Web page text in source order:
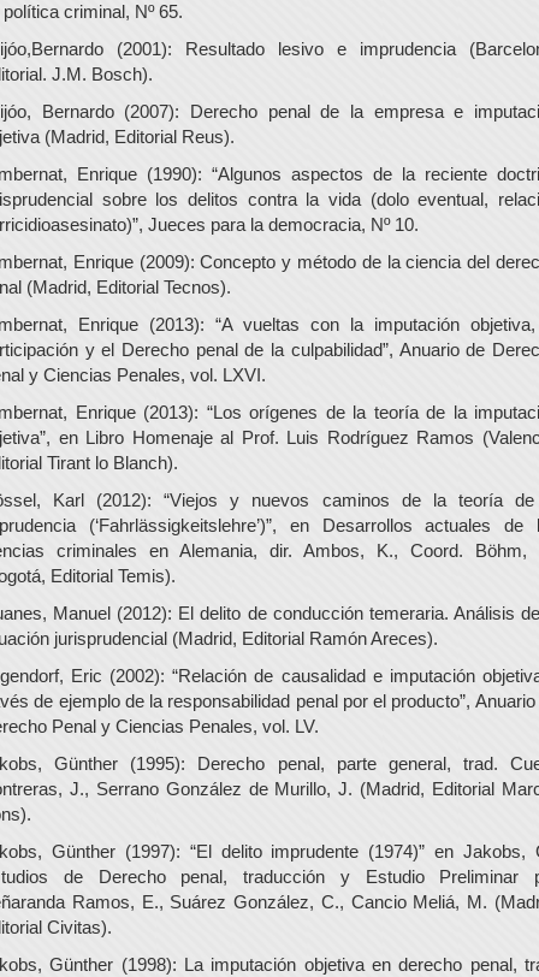
política criminal, Nº 65.
(2001): Resultado lesivo e imprudencia
J.M. Bosch).
Bernardo (2007): Derecho penal de la empresa e
(Madrid, Editorial Reus).
Enrique (1990): “Algunos aspectos de la reciente
sobre los delitos contra la vida (dolo eventual,
Jueces para la democracia, Nº 10.
Enrique (2009): Concepto y método de la ciencia del
(Madrid, Editorial Tecnos).
Enrique (2013): “A vueltas con la imputación
y el Derecho penal de la culpabilidad”, Anuario de
y Ciencias Penales, vol. LXVI.
Enrique (2013): “Los orígenes de la teoría de la
en Libro Homenaje al Prof. Luis Rodríguez Ramos
Tirant lo Blanch).
Karl (2012): “Viejos y nuevos caminos de la teoría
(‘Fahrlässigkeitslehre’)”, en Desarrollos actuales de
criminales en Alemania, dir. Ambos, K., Coord. Böhm,
Editorial Temis).
Manuel (2012): El delito de conducción temeraria. Análisis
jurisprudencial (Madrid, Editorial Ramón Areces).
Eric (2002): “Relación de causalidad e imputación
de ejemplo de la responsabilidad penal por el producto”, Anuario
Penal y Ciencias Penales, vol. LV.
Günther (1995): Derecho penal, parte general, trad.
J., Serrano González de Murillo, J. (Madrid, Editorial
Günther (1997): “El delito imprudente (1974)” en Jakobs,
de Derecho penal, traducción y Estudio Preliminar
Ramos, E., Suárez González, C., Cancio Meliá, M.
Civitas).
Günther (1998): La imputación objetiva en derecho penal,